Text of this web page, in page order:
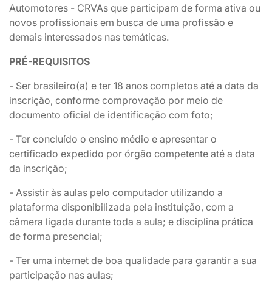
Automotores - CRVAs que participam de forma ativa ou
novos profissionais em busca de uma profissão e
demais interessados nas temáticas.
PRÉ-REQUISITOS
- Ser brasileiro(a) e ter 18 anos completos até a data da
inscrição, conforme comprovação por meio de
documento oficial de identificação com foto;
- Ter concluído o ensino médio e apresentar o
certificado expedido por órgão competente até a data
da inscrição;
- Assistir às aulas pelo computador utilizando a
plataforma disponibilizada pela instituição, com a
câmera ligada durante toda a aula; e disciplina prática
de forma presencial;
- Ter uma internet de boa qualidade para garantir a sua
participação nas aulas;